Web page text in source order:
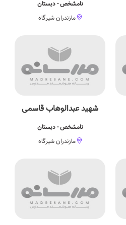
نامشخص - دبستان
مازندران شیرگاه
شهید عبدالوهاب قاسمی
نامشخص - دبستان
مازندران شیرگاه